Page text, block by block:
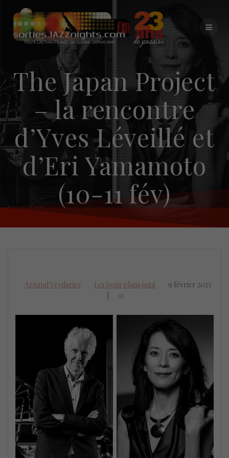
Skip
to
content
The Japan Project
– la rencontre
d’Yves Léveillé et
d’Eri Yamamoto
(10-11 fév)
Arnaud Veydarier Les bons plans jazz
9 février 2023
0